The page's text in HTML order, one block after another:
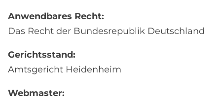
Anwendbares Recht:
Das Recht der Bundesrepublik Deutschland
Gerichtsstand:
Amtsgericht Heidenheim
Webmaster: